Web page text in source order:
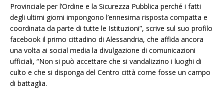
Provinciale per l’Ordine e la Sicurezza Pubblica perché i fatti
degli ultimi giorni impongono l’ennesima risposta compatta e
coordinata da parte di tutte le Istituzioni”, scrive sul suo profilo
facebook il primo cittadino di Alessandria, che affida ancora
una volta ai social media la divulgazione di comunicazioni
ufficiali, “Non si può accettare che si vandalizzino i luoghi di
culto e che si disponga del Centro città come fosse un campo
di battaglia.